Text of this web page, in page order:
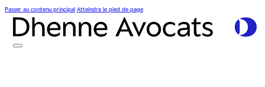
Passer au contenu principal Atteindre le pied de page